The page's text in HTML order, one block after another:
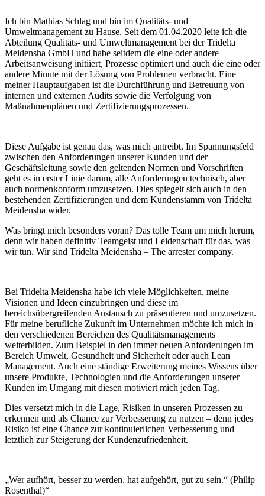
Ich bin Mathias Schlag und bin im Qualitäts- und
Umweltmanagement zu Hause. Seit dem 01.04.2020 leite ich die
Abteilung Qualitäts- und Umweltmanagement bei der Tridelta
Meidensha GmbH und habe seitdem die eine oder andere
Arbeitsanweisung initiiert, Prozesse optimiert und auch die eine oder
andere Minute mit der Lösung von Problemen verbracht. Eine
meiner Hauptaufgaben ist die Durchführung und Betreuung von
internen und externen Audits sowie die Verfolgung von
Maßnahmenplänen und Zertifizierungsprozessen.
Diese Aufgabe ist genau das, was mich antreibt. Im Spannungsfeld
zwischen den Anforderungen unserer Kunden und der
Geschäftsleitung sowie den geltenden Normen und Vorschriften
geht es in erster Linie darum, alle Anforderungen technisch, aber
auch normenkonform umzusetzen. Dies spiegelt sich auch in den
bestehenden Zertifizierungen und dem Kundenstamm von Tridelta
Meidensha wider.
Was bringt mich besonders voran? Das tolle Team um mich herum,
denn wir haben definitiv Teamgeist und Leidenschaft für das, was
wir tun. Wir sind Tridelta Meidensha – The arrester company.
Bei Tridelta Meidensha habe ich viele Möglichkeiten, meine
Visionen und Ideen einzubringen und diese im
bereichsübergreifenden Austausch zu präsentieren und umzusetzen.
Für meine berufliche Zukunft im Unternehmen möchte ich mich in
den verschiedenen Bereichen des Qualitätsmanagements
weiterbilden. Zum Beispiel in den immer neuen Anforderungen im
Bereich Umwelt, Gesundheit und Sicherheit oder auch Lean
Management. Auch eine ständige Erweiterung meines Wissens über
unsere Produkte, Technologien und die Anforderungen unserer
Kunden im Umgang mit diesen motiviert mich jeden Tag.
Dies versetzt mich in die Lage, Risiken in unseren Prozessen zu
erkennen und als Chance zur Verbesserung zu nutzen – denn jedes
Risiko ist eine Chance zur kontinuierlichen Verbesserung und
letztlich zur Steigerung der Kundenzufriedenheit.
„Wer aufhört, besser zu werden, hat aufgehört, gut zu sein.“ (Philip
Rosenthal)“